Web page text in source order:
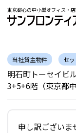
東京都心の中小型オフィス・
当社貸主物件 セ
明石町トーセイビ
3+5+6階（東京都
申し訳ございま